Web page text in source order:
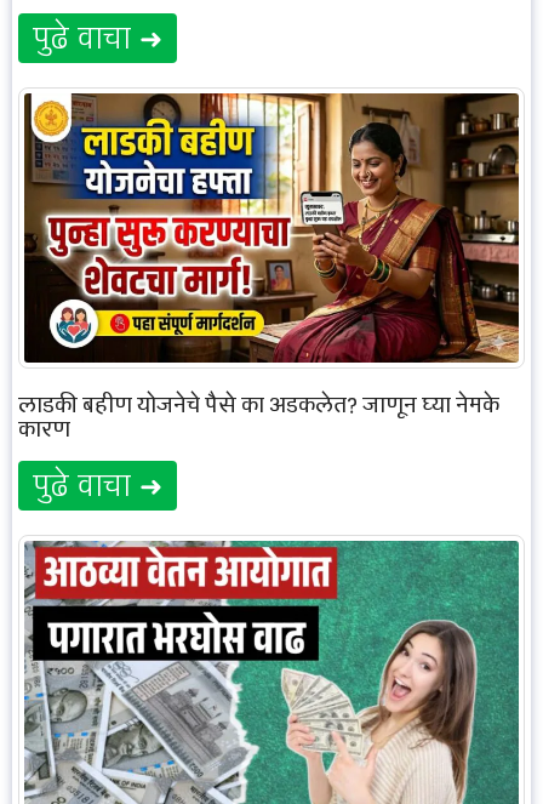
पुढे वाचा ➜
लाडकी बहीण योजनेचे पैसे का अडकलेत? जाणून घ्या नेमके
कारण
पुढे वाचा ➜